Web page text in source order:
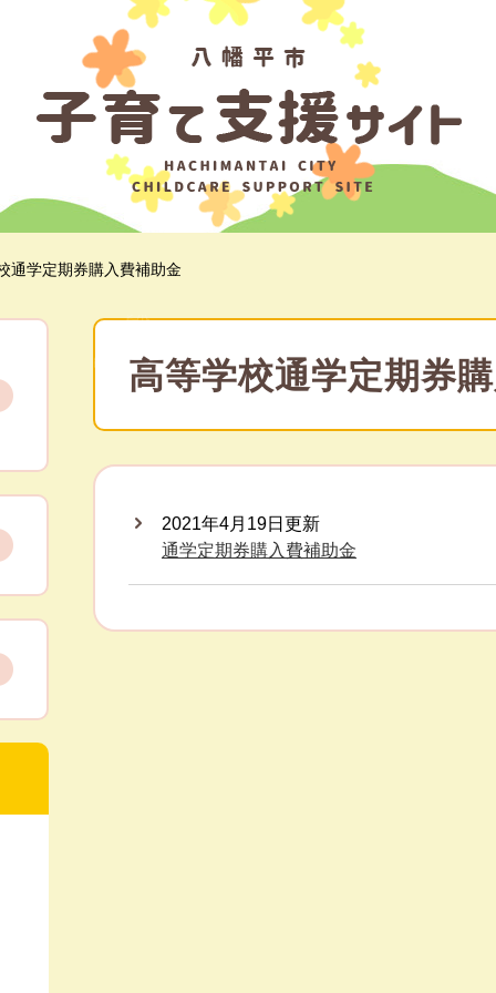
通学定期券購入費補助金
本
文
高等学校通学定期券
2021年4月19日更新
通学定期券購入費補助金